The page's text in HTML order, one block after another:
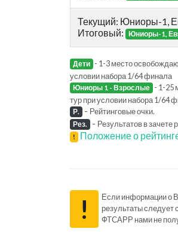
Текущий: Юниоры-1,
Итоговый: Юниоры-1,
Дети - 1-3 место
условии набора 1/64 финала
Юниоры 1 - Взрослые - 1-25
тур при условии набора 1/64
Р. - Рейтинговые очки.
Рез. - Результатов в зачете
! Положение о
!
Если информации о
результаты следует
ФТСАРР нами не